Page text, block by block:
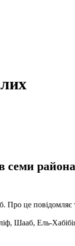
Про це повідомляє
Шааб, Ель-